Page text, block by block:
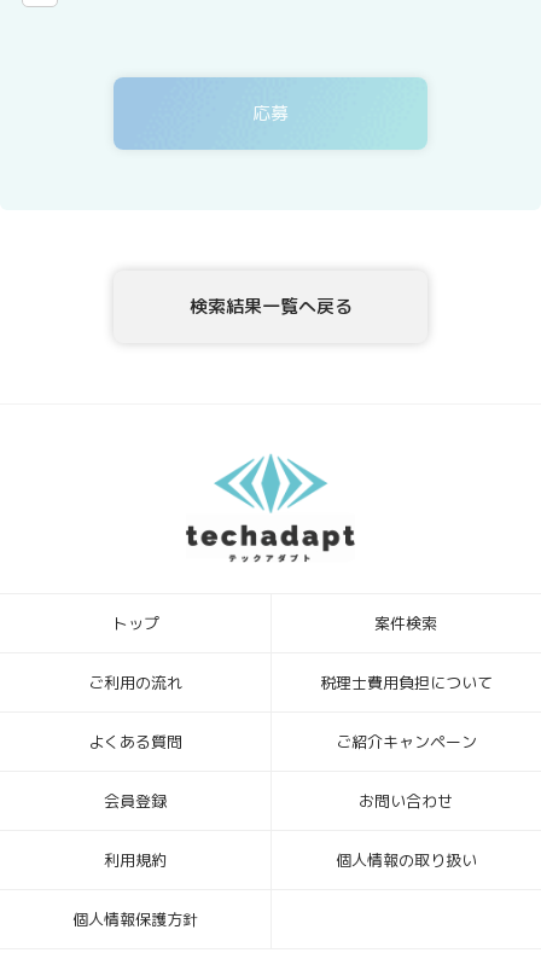
テックアダプト会員登録者情報は、法令に基づく場合、委託する場合
ィングサービス事業者等に委託する場合がありますが、委託先につい
ては、当社が運用する個人情報保護マネジメントシステムにより管理
者提供記録の開示を、当社に申し出ることができます。ご請求方法
テックアダプト会員登録者様が、当社に個人情報を提供されるかどう
かは、任意によるものです。ただし、必要な情報をご提供いただけな
い場合、上記1.の利用目的の達成に支障がでる場合があります。
6．本Webサイトへアクセスしたことを契機として機械的に取得される
[お問合せ・苦情相談窓口]
〒104-0032 東京都中央区八丁堀4丁目1番3号 宝町TATUMIビル 2F
TEL ： 03-6683-8664 FAX ： 03-6683-8665
検索結果一覧へ戻る
トップ 案件検索
ご利用の流れ 税理士費用負担について
よくある質問 ご紹介キャンペーン
会員登録 お問い合わせ
利用規約 個人情報の取り扱い
個人情報保護方針